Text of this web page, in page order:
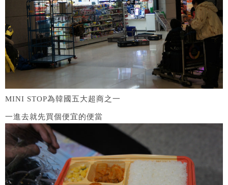
MINI STOP為韓國五大超商之一
一進去就先買個便宜的便當